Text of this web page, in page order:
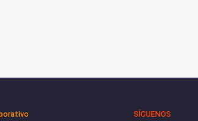
SÍGUENOS